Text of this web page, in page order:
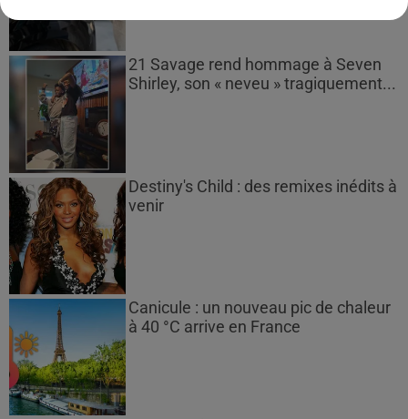
21 Savage rend hommage à Seven
Shirley, son « neveu » tragiquement...
Destiny's Child : des remixes inédits à
venir
Canicule : un nouveau pic de chaleur
à 40 °C arrive en France